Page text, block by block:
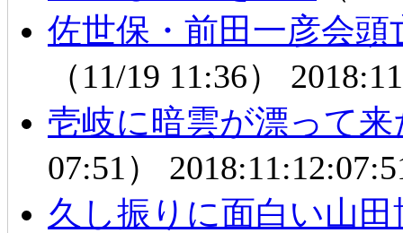
佐世保・前田一彦会
（11/19 11:36）
壱岐に暗雲が漂って
07:51）
久し振りに面白い山